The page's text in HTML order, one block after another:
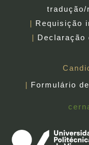
Requisição
Declaração
Formulário